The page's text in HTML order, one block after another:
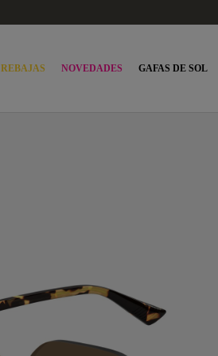
REBAJAS NOVEDADES GAFAS DE SOL